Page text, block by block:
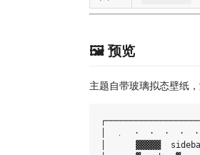
🖼️ 预览
主题自带玻璃拟态壁纸，
│  ﹒  ·  ·  ·  ·
│      ▓▓▓▓▓